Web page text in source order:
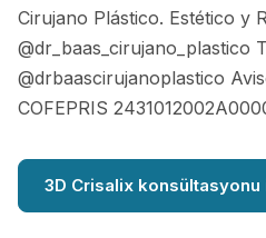
Cirujano Plástico. Estético y
@dr_baas_cirujano_plastico
@drbaascirujanoplastico
COFEPRIS
3D Crisalix